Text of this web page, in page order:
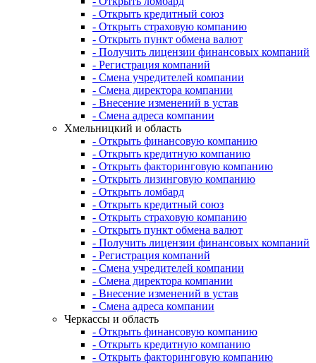
- Открыть кредитный союз
- Открыть страховую компанию
- Открыть пункт обмена валют
- Получить лицензии финансовых компаний
- Регистрация компаний
- Смена учредителей компании
- Смена директора компании
- Внесение изменений в устав
- Смена адреса компании
Хмельницкий и область
- Открыть финансовую компанию
- Открыть кредитную компанию
- Открыть факторинговую компанию
- Открыть лизинговую компанию
- Открыть ломбард
- Открыть кредитный союз
- Открыть страховую компанию
- Открыть пункт обмена валют
- Получить лицензии финансовых компаний
- Регистрация компаний
- Смена учредителей компании
- Смена директора компании
- Внесение изменений в устав
- Смена адреса компании
Черкассы и область
- Открыть финансовую компанию
- Открыть кредитную компанию
- Открыть факторинговую компанию